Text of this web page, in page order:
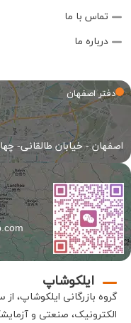
تماس با ما
درباره ما
دفتر اصفهان
اصفهان - خیابان طالقانی-
ایلکوشاپ
گروه بازرگانی ایلکوشاپ
الکترونیک، صنعتی و